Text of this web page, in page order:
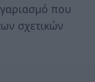
που
σχετικών